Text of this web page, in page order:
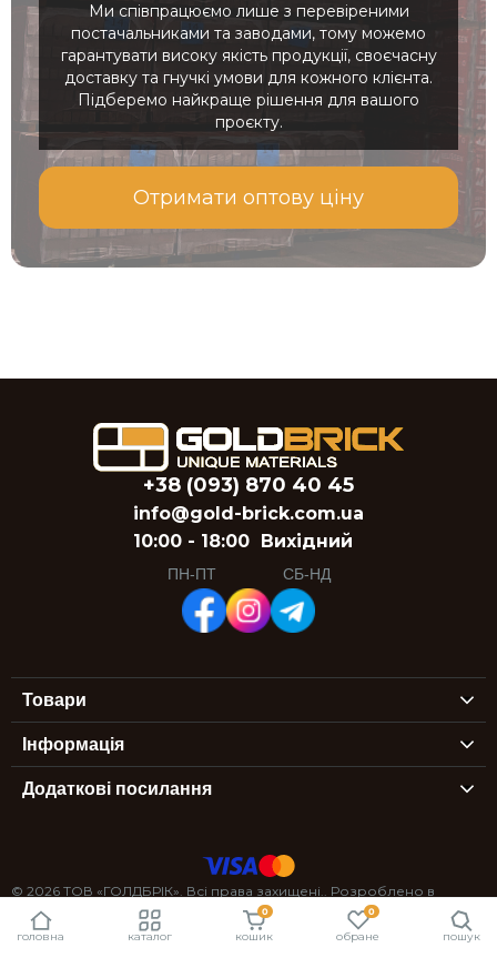
Ми співпрацюємо лише з перевіреними
постачальниками та заводами, тому можемо
гарантувати високу якість продукції, своєчасну
доставку та гнучкі умови для кожного клієнта.
Підберемо найкраще рішення для вашого
проєкту.
Отримати оптову ціну
+38 (093) 870 40 45
info@gold-brick.com.ua
10:00 - 18:00
ПН-ПТ
Вихідний
СБ-НД
Товари
Інформація
Додаткові посилання
© 2026 ТОВ «ГОЛДБРІК». Всі права захищені.. Розроблено в
StexSoft
головна каталог
0
кошик
0
обране пошук